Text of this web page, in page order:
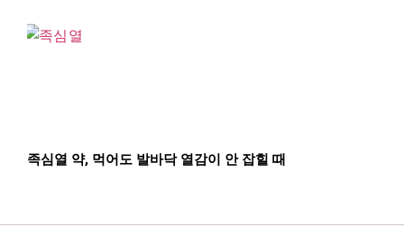
족심열 약, 먹어도 발바닥 열감이 안 잡힐 때